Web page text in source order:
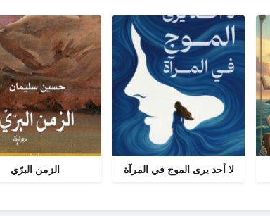
لا أحد يرى الموج في المرآة الزمن البرّي